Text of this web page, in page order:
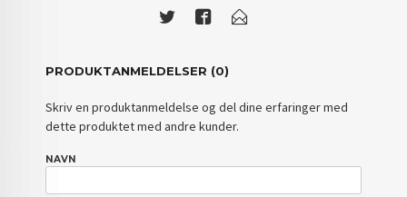
PRODUKTANMELDELSER (0)
Skriv en produktanmeldelse og del dine erfaringer med
dette produktet med andre kunder.
NAVN